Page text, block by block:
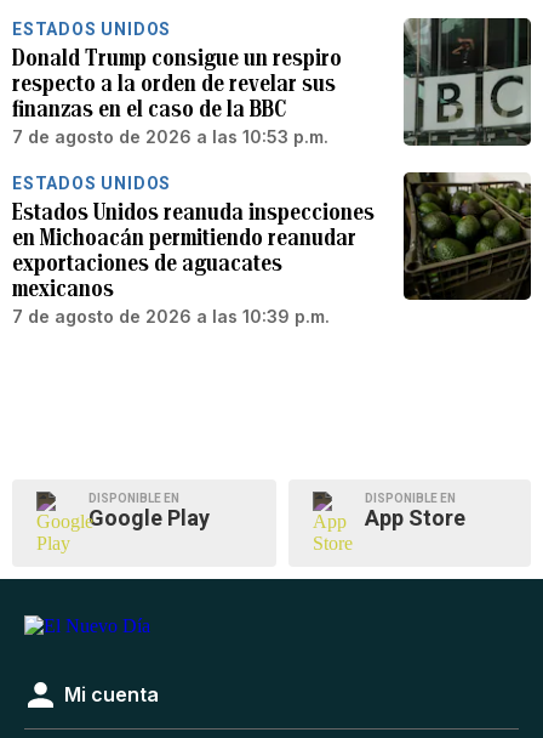
ESTADOS UNIDOS
Donald Trump consigue un respiro
respecto a la orden de revelar sus
finanzas en el caso de la BBC
7 de agosto de 2026 a las 10:53 p.m.
ESTADOS UNIDOS
Estados Unidos reanuda inspecciones
en Michoacán permitiendo reanudar
exportaciones de aguacates
mexicanos
7 de agosto de 2026 a las 10:39 p.m.
DISPONIBLE EN
Google Play
DISPONIBLE EN
App Store
Mi cuenta